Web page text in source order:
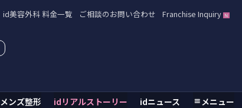
id美容外科 料金一覧 ご相談のお問い合わせ Franchise Inquiry
メンズ整形 idリアルストーリー idニュース メニュー